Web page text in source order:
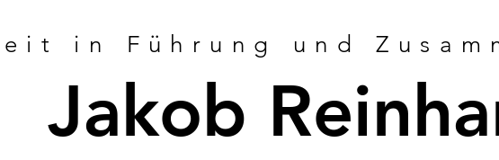
in Führung und
Jakob